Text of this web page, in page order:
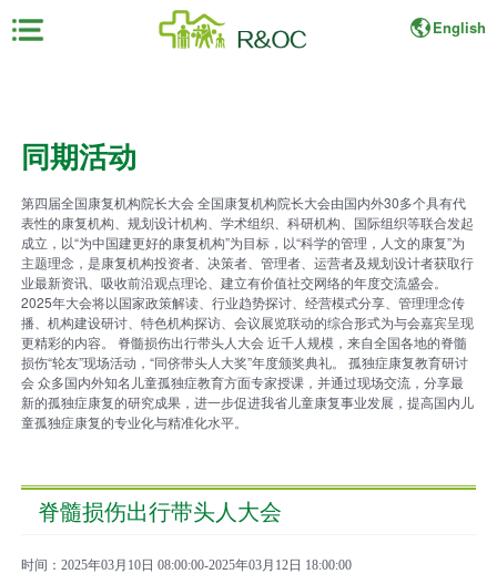
English
同期活动
第四届全国康复机构院长大会 全国康复机构院长大会由国内外30多个具有代
表性的康复机构、规划设计机构、学术组织、科研机构、国际组织等联合发起
成立，以“为中国建更好的康复机构”为目标，以“科学的管理，人文的康复”为
主题理念，是康复机构投资者、决策者、管理者、运营者及规划设计者获取行
业最新资讯、吸收前沿观点理论、建立有价值社交网络的年度交流盛会。
2025年大会将以国家政策解读、行业趋势探讨、经营模式分享、管理理念传
播、机构建设研讨、特色机构探访、会议展览联动的综合形式为与会嘉宾呈现
更精彩的内容。 脊髓损伤出行带头人大会 近千人规模，来自全国各地的脊髓
损伤“轮友”现场活动，“同侪带头人大奖”年度颁奖典礼。 孤独症康复教育研讨
会 众多国内外知名儿童孤独症教育方面专家授课，并通过现场交流，分享最
新的孤独症康复的研究成果，进一步促进我省儿童康复事业发展，提高国内儿
童孤独症康复的专业化与精准化水平。
脊髓损伤出行带头人大会
时间：2025年03月10日 08:00:00-2025年03月12日 18:00:00